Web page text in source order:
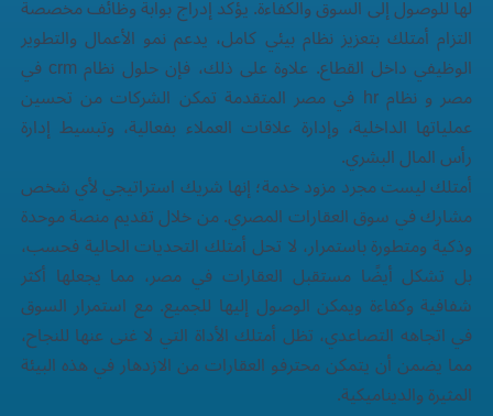
لها للوصول إلى السوق والكفاءة. يؤكد إدراج بوابة وظائف مخصصة
التزام أمتلك بتعزيز نظام بيئي كامل، يدعم نمو الأعمال والتطوير
الوظيفي داخل القطاع. علاوة على ذلك، فإن حلول نظام crm في
مصرونظام hr في مصر المتقدمة تمكن الشركات من تحسين
عملياتها الداخلية، وإدارة علاقات العملاء بفعالية، وتبسيط إدارة
رأس المال البشري.
أمتلك ليست مجرد مزود خدمة؛ إنها شريك استراتيجي لأي شخص
مشارك في سوق العقارات المصري. من خلال تقديم منصة موحدة
وذكية ومتطورة باستمرار، لا تحل أمتلك التحديات الحالية فحسب،
بل تشكل أيضًا مستقبل العقارات في مصر، مما يجعلها أكثر
شفافية وكفاءة ويمكن الوصول إليها للجميع. مع استمرار السوق
في اتجاهه التصاعدي، تظل أمتلك الأداة التي لا غنى عنها للنجاح،
مما يضمن أن يتمكن محترفو العقارات من الازدهار في هذه البيئة
المثيرة والديناميكية.